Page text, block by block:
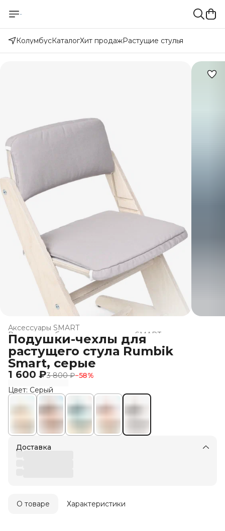
КолумбусКаталогХит продажРастущие стулья
Аксессуары SMART
Растущая мебель для школьников SMART
Все товары Rumbik ›
Главная ›
Подушки-чехлы для
растущего стула Rumbik
Smart, серые
1 600 ₽3 800 ₽−58%
Цвет: Серый
Доставка
О товаре Характеристики